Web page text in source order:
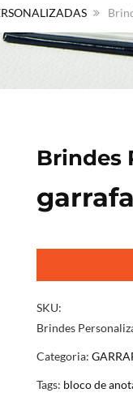
Brindes
quantidade
SKU:
Brindes
Categoria:
Tags: bloco de